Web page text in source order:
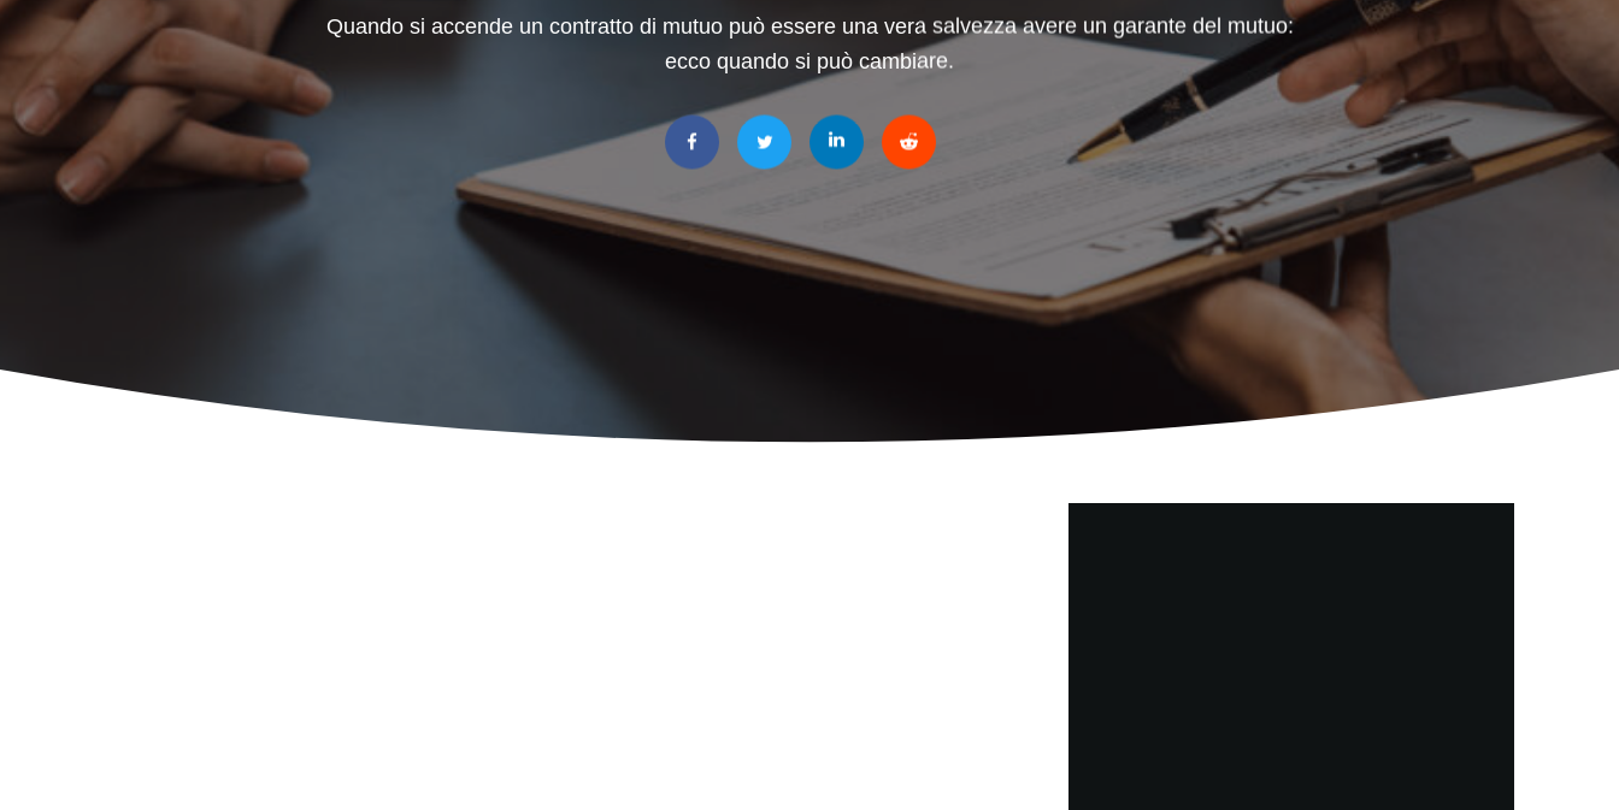
Quando si accende un contratto di mutuo può essere una vera salvezza avere un garante del mutuo:
ecco quando si può cambiare.